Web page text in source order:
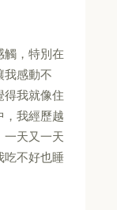
觸，特別在
我感動不
得我就像住
，我經歷越
一天又一天
吃不好也睡